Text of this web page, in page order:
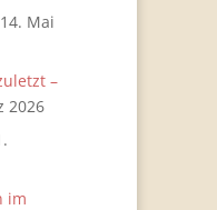
14. Mai
–
2026
im